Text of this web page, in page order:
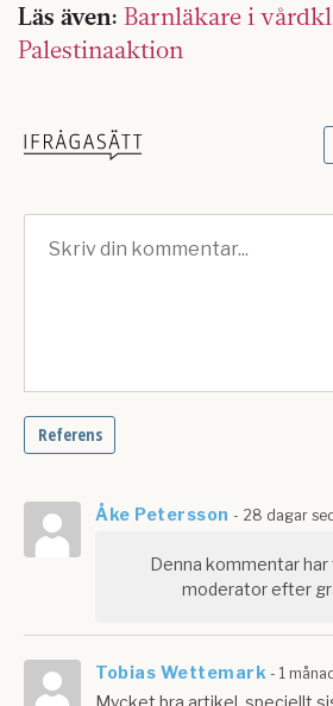
Läs även: Barnläkare i
Palestinaaktion